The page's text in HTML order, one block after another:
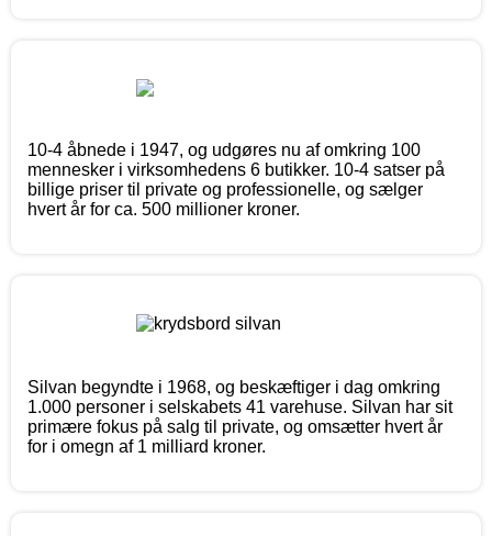
10-4 åbnede i 1947, og udgøres nu af omkring 100
mennesker i virksomhedens 6 butikker. 10-4 satser på
billige priser til private og professionelle, og sælger
hvert år for ca. 500 millioner kroner.
Silvan begyndte i 1968, og beskæftiger i dag omkring
1.000 personer i selskabets 41 varehuse. Silvan har sit
primære fokus på salg til private, og omsætter hvert år
for i omegn af 1 milliard kroner.